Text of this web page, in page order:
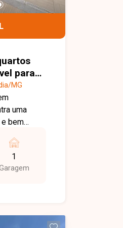
e 01 vaga
espaços
e
esta
para
MG
MG
uma
bem
com
1